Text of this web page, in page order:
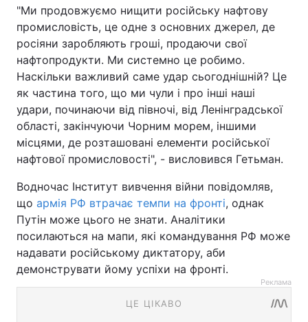
"Ми продовжуємо нищити російську нафтову
промисловість, це одне з основних джерел, де
росіяни заробляють гроші, продаючи свої
нафтопродукти. Ми системно це робимо.
Наскільки важливий саме удар сьогоднішній? Це
як частина того, що ми чули і про інші наші
удари, починаючи від півночі, від Ленінградської
області, закінчуючи Чорним морем, іншими
місцями, де розташовані елементи російської
нафтової промисловості", - висловився Гетьман.
Водночас Інститут вивчення війни повідомляв,
що армія РФ втрачає темпи на фронті, однак
Путін може цього не знати. Аналітики
посилаються на мапи, які командування РФ може
надавати російському диктатору, аби
демонструвати йому успіхи на фронті.
Реклама